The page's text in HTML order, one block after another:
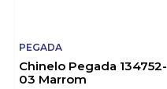
PEGADA
Chinelo Pegada 134752-
03 Marrom